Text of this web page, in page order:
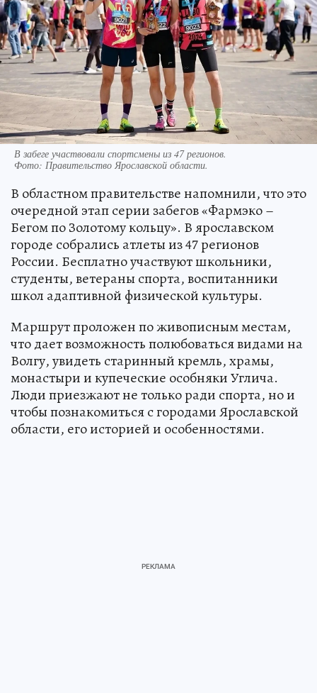
В забеге участвовали спортсмены из 47 регионов.
Фото: Правительство Ярославской области.
В областном правительстве напомнили, что это
очередной этап серии забегов «Фармэко –
Бегом по Золотому кольцу». В ярославском
городе собрались атлеты из 47 регионов
России. Бесплатно участвуют школьники,
студенты, ветераны спорта, воспитанники
школ адаптивной физической культуры.
Маршрут проложен по живописным местам,
что дает возможность полюбоваться видами на
Волгу, увидеть старинный кремль, храмы,
монастыри и купеческие особняки Углича.
Люди приезжают не только ради спорта, но и
чтобы познакомиться с городами Ярославской
области, его историей и особенностями.